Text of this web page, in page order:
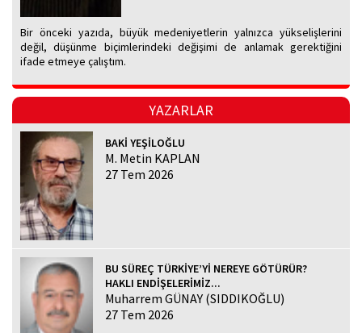
Bir önceki yazıda, büyük medeniyetlerin yalnızca yükselişlerini
değil, düşünme biçimlerindeki değişimi de anlamak gerektiğini
ifade etmeye çalıştım.
YAZARLAR
BAKİ YEŞİLOĞLU
M. Metin KAPLAN
27 Tem 2026
BU SÜREÇ TÜRKİYE’Yİ NEREYE GÖTÜRÜR?
HAKLI ENDİŞELERİMİZ...
Muharrem GÜNAY (SIDDIKOĞLU)
27 Tem 2026